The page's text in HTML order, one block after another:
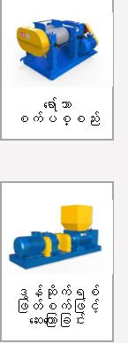
ရော်ဘာ
စက်ပစ္စည်း
ဒွန်ဆိုက်ရစ်
ဖြတ်စက်ဖြင့်
ဆေးကြောခြင်း